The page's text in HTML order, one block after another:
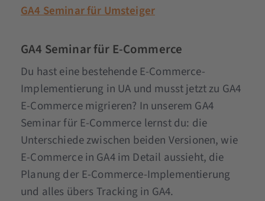
GA4 Seminar für Umsteiger
GA4 Seminar für E-Commerce
Du hast eine bestehende E-Commerce-
Implementierung in UA und musst jetzt zu GA4
E-Commerce migrieren? In unserem GA4
Seminar für E-Commerce lernst du: die
Unterschiede zwischen beiden Versionen, wie
E-Commerce in GA4 im Detail aussieht, die
Planung der E-Commerce-Implementierung
und alles übers Tracking in GA4.